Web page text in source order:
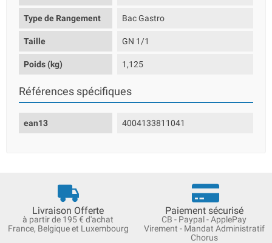
Type de Rangement Bac Gastro
Taille GN 1/1
Poids (kg) 1,125
Références spécifiques
ean13 4004133811041
Livraison Offerte
à partir de 195 € d'achat
France, Belgique et Luxembourg
Paiement sécurisé
CB - Paypal - ApplePay
Virement - Mandat Administratif
Chorus